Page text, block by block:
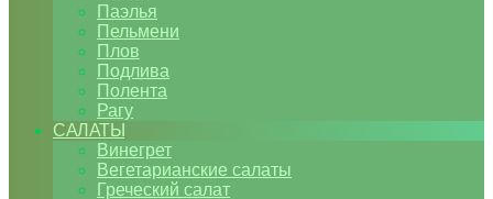
Паэлья
Пельмени
Плов
Подлива
Полента
Рагу
САЛАТЫ
Винегрет
Вегетарианские салаты
Греческий салат